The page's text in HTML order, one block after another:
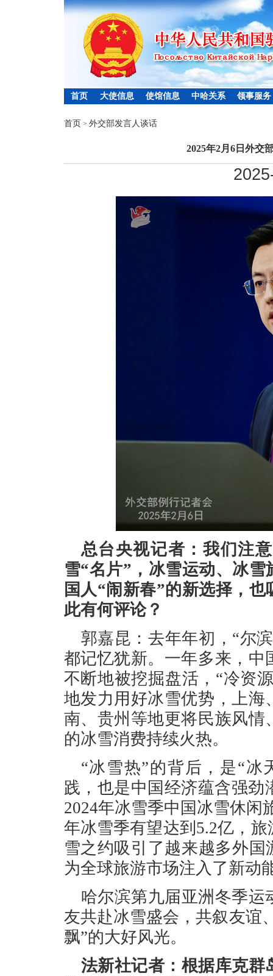
首页 大使信息 使馆信息 中哈关系 领事服务
首页 > 外交部发言人谈话
2025年2月6日外交
总台央视记者：我们注
雪“名片”，冰雪运动、冰
国人“闹新春”的新选择，
此有何评论？
郭嘉昆：去年年初，“尔
都记忆犹新。一年多来，
不断地被挖掘盘活，“冷资
地发力用好冰雪优势，上
南、贵州等地更将民族风
的冰雪消费持续火热。
“冰雪热”的背后，是“
践，也是中国经济蕴含强劲
2024年冰雪季中国冰雪休闲
年冰雪季有望达到5.2亿，
雪之约吸引了越来越多外
为全球旅游市场注入了新动
哈尔滨第九届亚洲冬季
友共赴冰雪盛会，共叙友谊
飘”的大好风光。
法新社记者：根据库克